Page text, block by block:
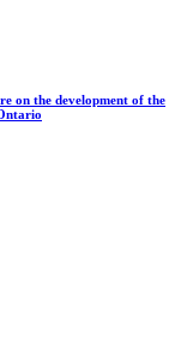
on the development of the